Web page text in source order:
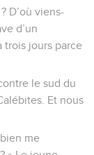
D’où viens-
d’un
trois jours parce
le sud du
Et nous
me